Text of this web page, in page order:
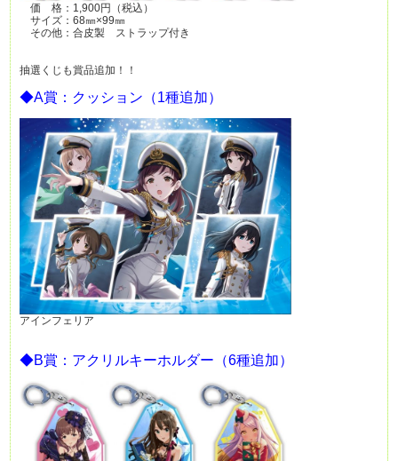
価 格：1,900円（税込）
サイズ：68㎜×99㎜
その他：合皮製 ストラップ付き
抽選くじも賞品追加！！
◆A賞：クッション（1種追加）
アインフェリア
◆B賞：アクリルキーホルダー（6種追加）